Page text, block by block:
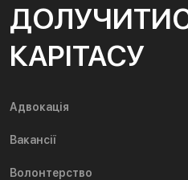
КАРІТАСУ
Адвокація
Вакансії
Волонтерство